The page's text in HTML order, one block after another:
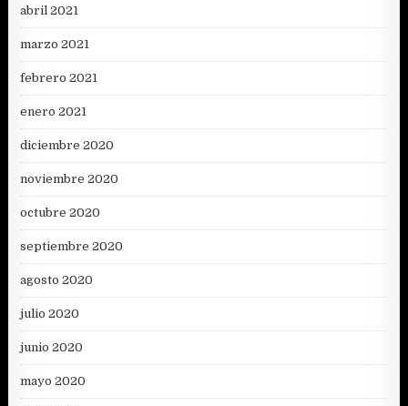
abril 2021
marzo 2021
febrero 2021
enero 2021
diciembre 2020
noviembre 2020
octubre 2020
septiembre 2020
agosto 2020
julio 2020
junio 2020
mayo 2020